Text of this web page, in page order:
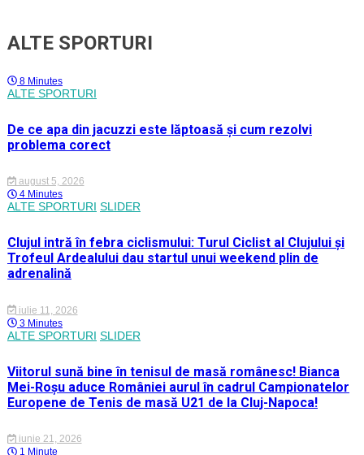
ALTE SPORTURI
8 Minutes
ALTE SPORTURI
De ce apa din jacuzzi este lăptoasă și cum rezolvi
problema corect
august 5, 2026
4 Minutes
ALTE SPORTURI SLIDER
Clujul intră în febra ciclismului: Turul Ciclist al Clujului și
Trofeul Ardealului dau startul unui weekend plin de
adrenalină
iulie 11, 2026
3 Minutes
ALTE SPORTURI SLIDER
Viitorul sună bine în tenisul de masă românesc! Bianca
Mei-Roșu aduce României aurul în cadrul Campionatelor
Europene de Tenis de masă U21 de la Cluj-Napoca!
iunie 21, 2026
1 Minute